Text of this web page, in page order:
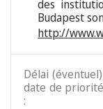
des
Budapest
http://
Délai
date de
: